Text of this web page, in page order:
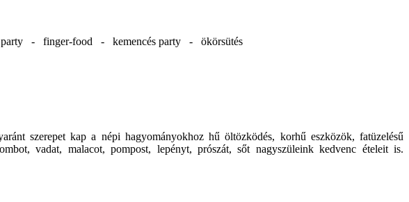
- finger-food - kemencés party - ökörsütés
szerepet kap a népi hagyományokhoz hű öltözködés, korhű eszközök, fatüzelésű
vadat, malacot, pompost, lepényt, prószát, sőt nagyszüleink kedvenc ételeit is.